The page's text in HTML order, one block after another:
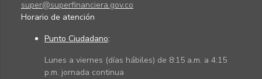
super@superfinanciera.gov.co
Horario de atención
Punto Ciudadano:
Lunes a viernes (días hábiles) de 8:15 a.m. a 4:15
p.m. jornada continua